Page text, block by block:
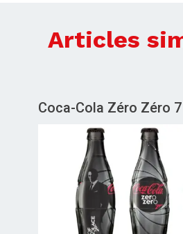
Articles
Coca-Cola Zéro Zéro 7